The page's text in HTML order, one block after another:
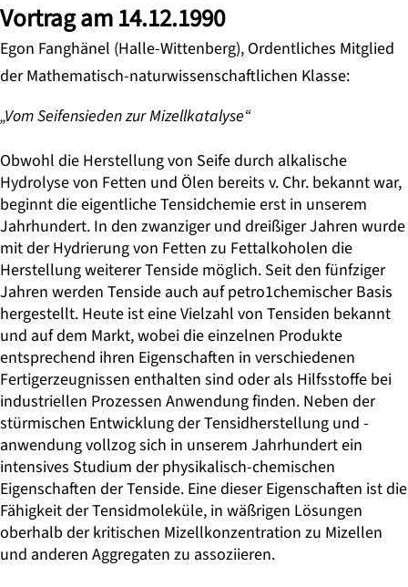
Vortrag am 14.12.1990
Egon Fanghänel (Halle-Wittenberg), Ordentliches Mitglied
der Mathematisch-naturwissenschaftlichen Klasse:
„Vom Seifensieden zur Mizellkatalyse“
Obwohl die Herstellung von Seife durch alkalische
Hydrolyse von Fetten und Ölen bereits v. Chr. bekannt war,
beginnt die eigentliche Tensidchemie erst in unserem
Jahrhundert. In den zwanziger und dreißiger Jahren wurde
mit der Hydrierung von Fetten zu Fettalkoholen die
Herstellung weiterer Tenside möglich. Seit den fünfziger
Jahren werden Tenside auch auf petro1chemischer Basis
hergestellt. Heute ist eine Vielzahl von Tensiden bekannt
und auf dem Markt, wobei die einzelnen Produkte
entsprechend ihren Eigenschaften in verschiedenen
Fertigerzeugnissen enthalten sind oder als Hilfsstoffe bei
industriellen Prozessen Anwendung finden. Neben der
stürmischen Entwicklung der Tensidherstellung und -
anwendung vollzog sich in unserem Jahrhundert ein
intensives Studium der physikalisch-chemischen
Eigenschaften der Tenside. Eine dieser Eigenschaften ist die
Fähigkeit der Tensidmoleküle, in wäßrigen Lösungen
oberhalb der kritischen Mizellkonzentration zu Mizellen
und anderen Aggregaten zu assoziieren.